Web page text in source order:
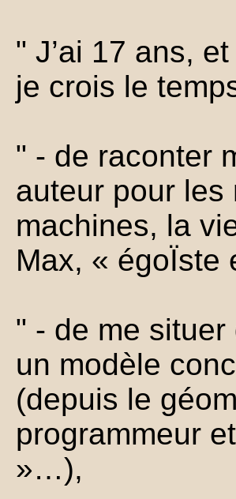
" J’ai 17 ans,
je crois le
" - de raconter
auteur pour les
machines, la
Max, « égoÏste
" - de me situer
un modèle
(depuis le
programmeur
»…),